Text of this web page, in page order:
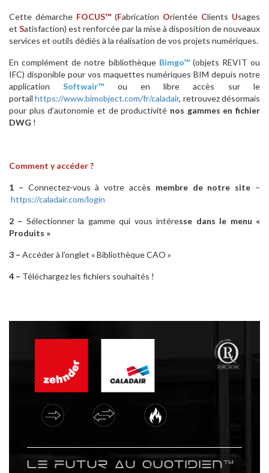
Cette démarche FOCUS™ (Fabrication Orientée Clients Usages
et Satisfaction) est renforcée par la mise à disposition de nouveaux
services et outils dédiés à la réalisation de vos projets numériques.
En complément de notre bibliothèque Bimgo™(objets REVIT ou
IFC) disponible pour vos maquettes numériques BIM depuis notre
applicationSoftwair™ ou en libre accès sur le
portailhttps://www.bimobject.com/fr/caladair, retrouvez désormais
pour plus d’autonomie et de productivité nos gammes en fichier
DWG !
Comment y accéder ?
1 – Connectez-vous à votre accès membre de notre site –
https://caladair.com/login
2 – Sélectionner la gamme qui vous intéresse dans le menu «
Produits »
3 – Accéder à l’onglet « Bibliothèque CAO »
4 – Téléchargez les fichiers souhaités !
Le futur au quotidien™